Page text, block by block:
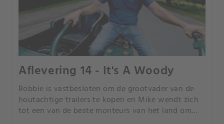
Aflevering 14 - It's A Woody
Robbie is vastbesloten om de grootvader van de
houtachtige trailers te kopen en Mike wendt zich
tot een van de beste monteurs van het land om